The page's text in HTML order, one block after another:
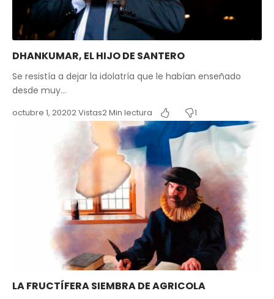
DHANKUMAR, EL HIJO DE SANTERO
Se resistía a dejar la idolatría que le habían enseñado
desde muy…
octubre 1, 20202 Vistas2 Min lectura 1
LA FRUCTÍFERA SIEMBRA DE AGRICOLA